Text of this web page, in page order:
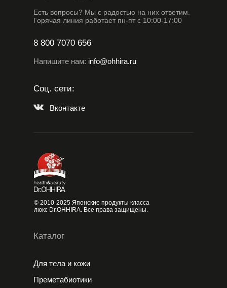
Каталог
Для тела и кожи
© 2010-2025 Японские продукты класса
люкс Dr.OHHIRA. Все права защищены.
Преметабиотики
Соц. сети:
Вконтакте
8 800 7070 656
Напишите нам: info@ohhira.ru
Есть вопросы? Мы с радостью на них ответим.
Горячая линия работает пн-пт с 10:00-17:00